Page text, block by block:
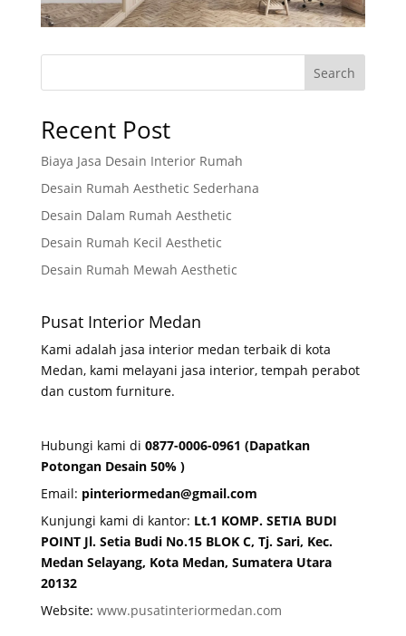
Search
Recent Post
Biaya Jasa Desain Interior Rumah
Desain Rumah Aesthetic Sederhana
Desain Dalam Rumah Aesthetic
Desain Rumah Kecil Aesthetic
Desain Rumah Mewah Aesthetic
Pusat Interior Medan
Kami adalah jasa interior medan terbaik di kota
Medan, kami melayani jasa interior, tempah perabot
dan custom furniture.
Hubungi kami di 0877-0006-0961 (Dapatkan
Potongan Desain 50% )
Email: pinteriormedan@gmail.com
Kunjungi kami di kantor: Lt.1 KOMP. SETIA BUDI
POINT Jl. Setia Budi No.15 BLOK C, Tj. Sari, Kec.
Medan Selayang, Kota Medan, Sumatera Utara
20132
Website: www.pusatinteriormedan.com